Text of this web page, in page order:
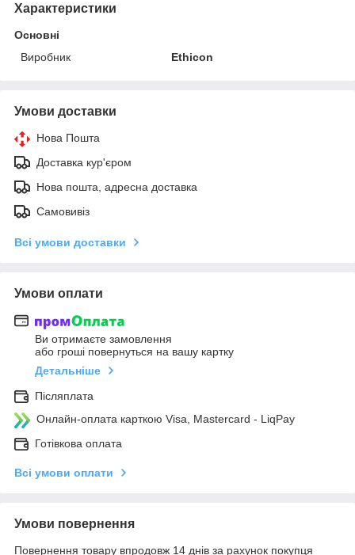
Характеристики
Основні
Виробник
Ethicon
Умови доставки
Нова Пошта
Доставка кур'єром
Нова пошта, адресна доставка
Самовивіз
Всі умови доставки
Умови оплати
Ви отримаєте замовлення
або гроші повернуться на вашу картку
Детальніше
Післяплата
Онлайн-оплата карткою Visa, Mastercard - LiqPay
Готівкова оплата
Всі умови оплати
Умови повернення
Повернення товару впродовж 14 днів за рахунок покупця